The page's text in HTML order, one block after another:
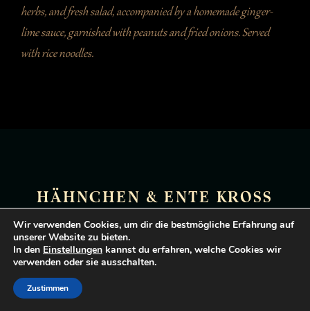
herbs, and fresh salad, accompanied by a homemade ginger-
lime sauce, garnished with peanuts and fried onions. Served
with rice noodles.
HÄHNCHEN & ENTE KROSS
70. HÜHNERBRUST 12.90 €
Zartes Hühnerbrustfilet mit frischem Saisongemüse, Salat,
Rucola, Kräutern, Erdnüssen, Zitronengras in rotem Curry, und
Wir verwenden Cookies, um dir die bestmögliche Erfahrung auf
unserer Website zu bieten.
In den Einstellungen kannst du erfahren, welche Cookies wir
verwenden oder sie ausschalten.
Zustimmen